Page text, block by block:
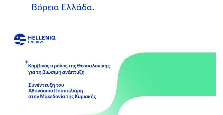
Βόρεια Ελλάδα.